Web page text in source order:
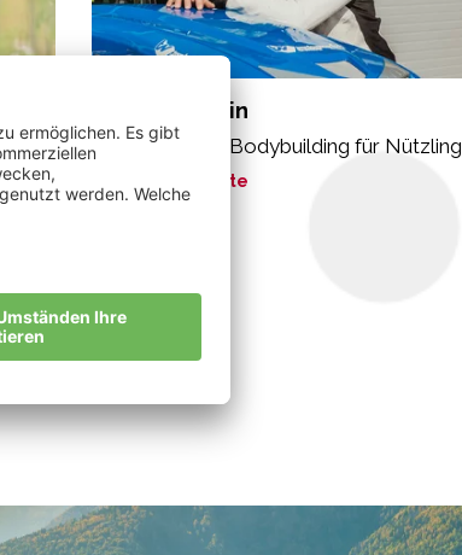
Forcher Martin
„Wir betreiben Bodybuilding für
Meine Geschichte